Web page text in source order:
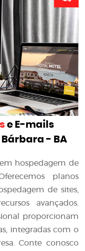
e E-mails
- BA
hospedagem de
planos
de sites,
avançados.
proporcionam
integradas com o
Conte conosco